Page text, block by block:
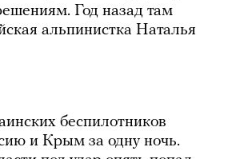
Год назад там
альпинистка Наталья
беспилотников
и Крым за одну ночь.